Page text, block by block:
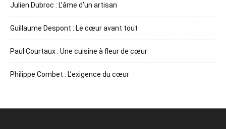
Julien Dubroc : L’âme d’un artisan
Guillaume Despont : Le cœur avant tout
Paul Courtaux : Une cuisine à fleur de cœur
Philippe Combet : L’exigence du cœur